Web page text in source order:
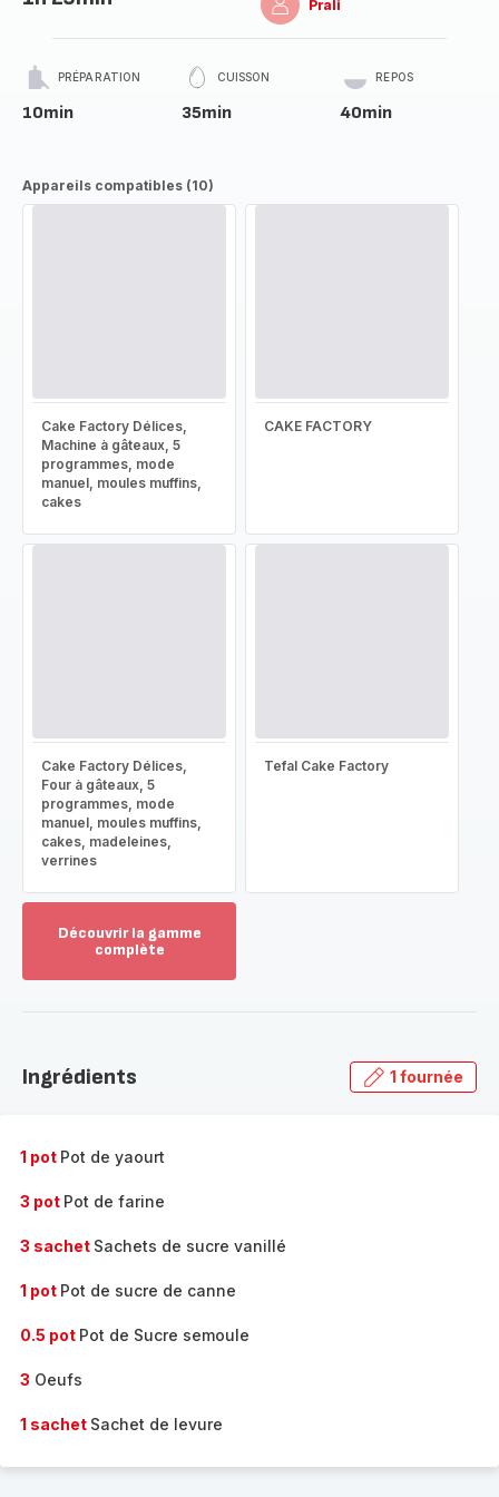
Prali
PRÉPARATION
10min
CUISSON
35min
REPOS
40min
Appareils compatibles (10)
Cake Factory Délices,
Machine à gâteaux, 5
programmes, mode
manuel, moules muffins,
cakes
CAKE FACTORY
Cake Factory Délices,
Four à gâteaux, 5
programmes, mode
manuel, moules muffins,
cakes, madeleines,
verrines
Tefal Cake Factory
Découvrir la gamme
complète
gamme
Ingrédients 1 fournée
1 pot Pot de yaourt
3 pot Pot de farine
3 sachet Sachets de sucre vanillé
1 pot Pot de sucre de canne
0.5 pot Pot de Sucre semoule
3 Oeufs
1 sachet Sachet de levure